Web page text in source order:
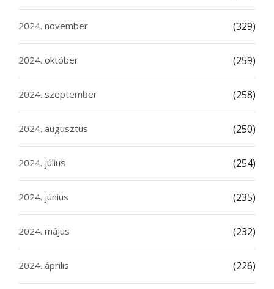
2024. november (329)
2024. október (259)
2024. szeptember (258)
2024. augusztus (250)
2024. július (254)
2024. június (235)
2024. május (232)
2024. április (226)